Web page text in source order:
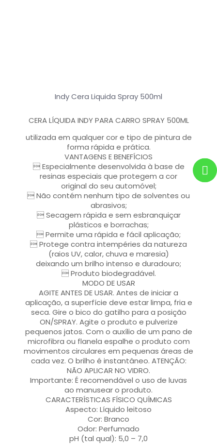
Indy Cera Liquida Spray 500ml
CERA LÍQUIDA INDY PARA CARRO SPRAY 500ML
utilizada em qualquer cor e tipo de pintura de
forma rápida e prática.
VANTAGENS E BENEFÍCIOS
 Especialmente desenvolvida à base de
resinas especiais que protegem a cor
original do seu automóvel;
 Não contém nenhum tipo de solventes ou
abrasivos;
 Secagem rápida e sem esbranquiçar
plásticos e borrachas;
 Permite uma rápida e fácil aplicação;
 Protege contra intempéries da natureza
(raios UV, calor, chuva e maresia)
deixando um brilho intenso e duradouro;
 Produto biodegradável.
MODO DE USAR
AGITE ANTES DE USAR. Antes de iniciar a
aplicação, a superfície deve estar limpa, fria e
seca. Gire o bico do gatilho para a posição
ON/SPRAY. Agite o produto e pulverize
pequenos jatos. Com o auxílio de um pano de
microfibra ou flanela espalhe o produto com
movimentos circulares em pequenas áreas de
cada vez. O brilho é instantâneo. ATENÇÃO:
NÃO APLICAR NO VIDRO.
Importante: É recomendável o uso de luvas
ao manusear o produto.
CARACTERÍSTICAS FÍSICO QUÍMICAS
Aspecto: Líquido leitoso
Cor: Branco
Odor: Perfumado
pH (tal qual): 5,0 – 7,0